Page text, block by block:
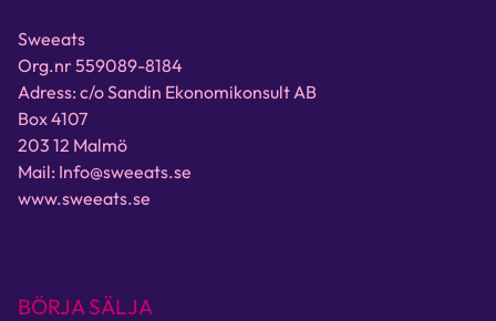
Sweeats
Org.nr 559089-8184
Adress: c/o Sandin Ekonomikonsult AB
Box 4107
203 12 Malmö
Mail: Info@sweeats.se
www.sweeats.se
BÖRJA SÄLJA